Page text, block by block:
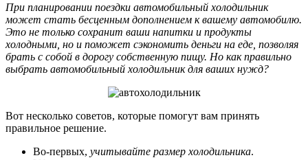
При планировании поездки автомобильный холодильник
может стать бесценным дополнением к вашему автомобилю.
Это не только сохранит ваши напитки и продукты
холодными, но и поможет сэкономить деньги на еде, позволяя
брать с собой в дорогу собственную пищу. Но как правильно
выбрать автомобильный холодильник для ваших нужд?
Вот несколько советов, которые помогут вам принять
правильное решение.
Во-первых, учитывайте размер холодильника.